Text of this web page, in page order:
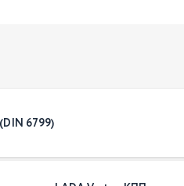
6799)